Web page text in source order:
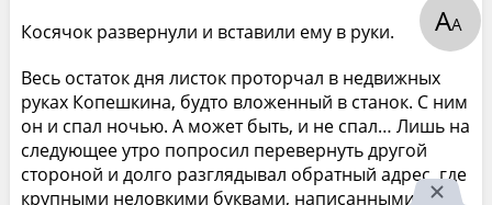
Косячок развернули и вставили ему в руки.
Весь остаток дня листок проторчал в недвижных
руках Копешкина, будто вложенный в станок. С ним
он и спал ночью. А может быть, и не спал… Лишь на
следующее утро попросил перевернуть другой
стороной и долго разглядывал обратный адрес, где
крупными неловкими буквами, написанными
АА